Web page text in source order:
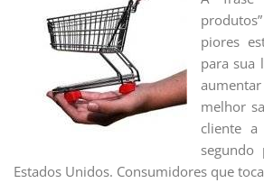
piores
para sua
melhor
cliente
segundo
Estados Unidos. Consumidores que